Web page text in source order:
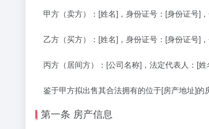
甲方（卖方）：[姓名]，身份证号：[身份证号]，
乙方（买方）：[姓名]，身份证号：[身份证号]，
丙方（居间方）：[公司名称]，法定代表人：[姓
鉴于甲方拟出售其合法拥有的位于[房产地址]的
第一条 房产信息